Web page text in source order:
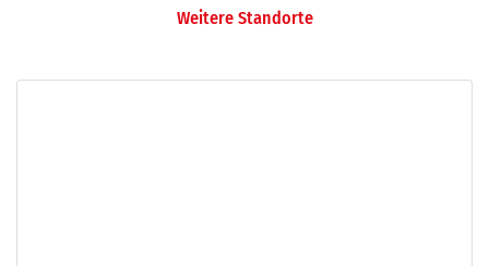
Weitere Standorte